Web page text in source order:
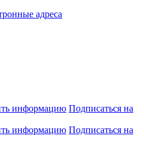
адреса
информацию Подписаться на
информацию Подписаться на